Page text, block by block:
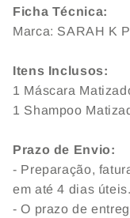
Ficha Técnica:
Marca: SARAH K
Itens Inclusos:
1 Máscara
1 Shampoo
Prazo de Envio:
- Preparação,
em até 4 dias úteis.
- O prazo de